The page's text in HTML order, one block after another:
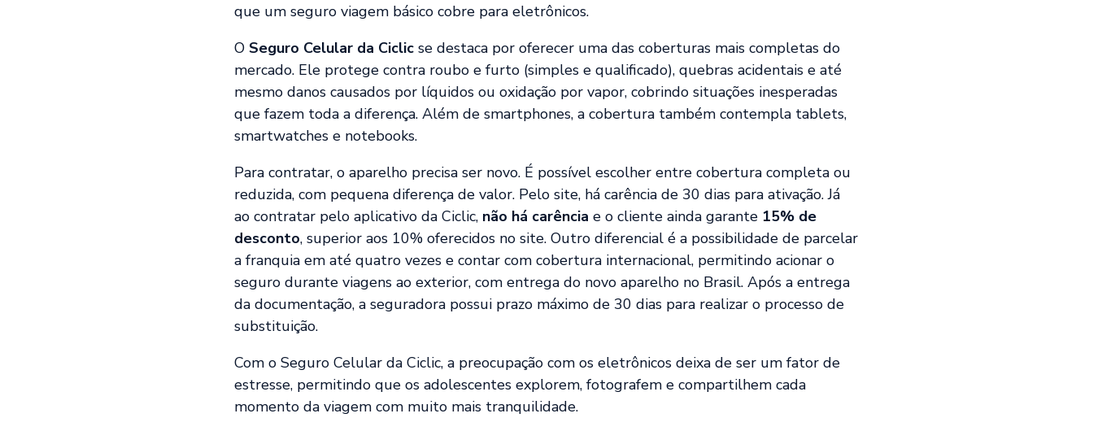
que um seguro viagem básico cobre para eletrônicos.
O Seguro Celular da Ciclic se destaca por oferecer uma das coberturas mais completas do
mercado. Ele protege contra roubo e furto (simples e qualificado), quebras acidentais e até
mesmo danos causados por líquidos ou oxidação por vapor, cobrindo situações inesperadas
que fazem toda a diferença. Além de smartphones, a cobertura também contempla tablets,
smartwatches e notebooks.
Para contratar, o aparelho precisa ser novo. É possível escolher entre cobertura completa ou
reduzida, com pequena diferença de valor. Pelo site, há carência de 30 dias para ativação. Já
ao contratar pelo aplicativo da Ciclic, não há carência e o cliente ainda garante 15% de
desconto, superior aos 10% oferecidos no site. Outro diferencial é a possibilidade de parcelar
a franquia em até quatro vezes e contar com cobertura internacional, permitindo acionar o
seguro durante viagens ao exterior, com entrega do novo aparelho no Brasil. Após a entrega
da documentação, a seguradora possui prazo máximo de 30 dias para realizar o processo de
substituição.
Com o Seguro Celular da Ciclic, a preocupação com os eletrônicos deixa de ser um fator de
estresse, permitindo que os adolescentes explorem, fotografem e compartilhem cada
momento da viagem com muito mais tranquilidade.